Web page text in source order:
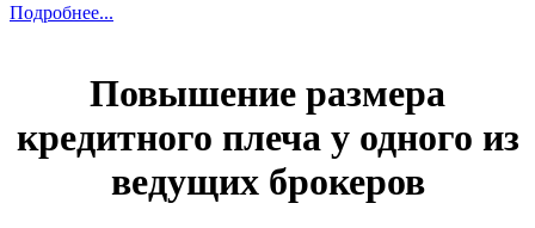
Подробнее...
Повышение размера
кредитного плеча у одного из
ведущих брокеров